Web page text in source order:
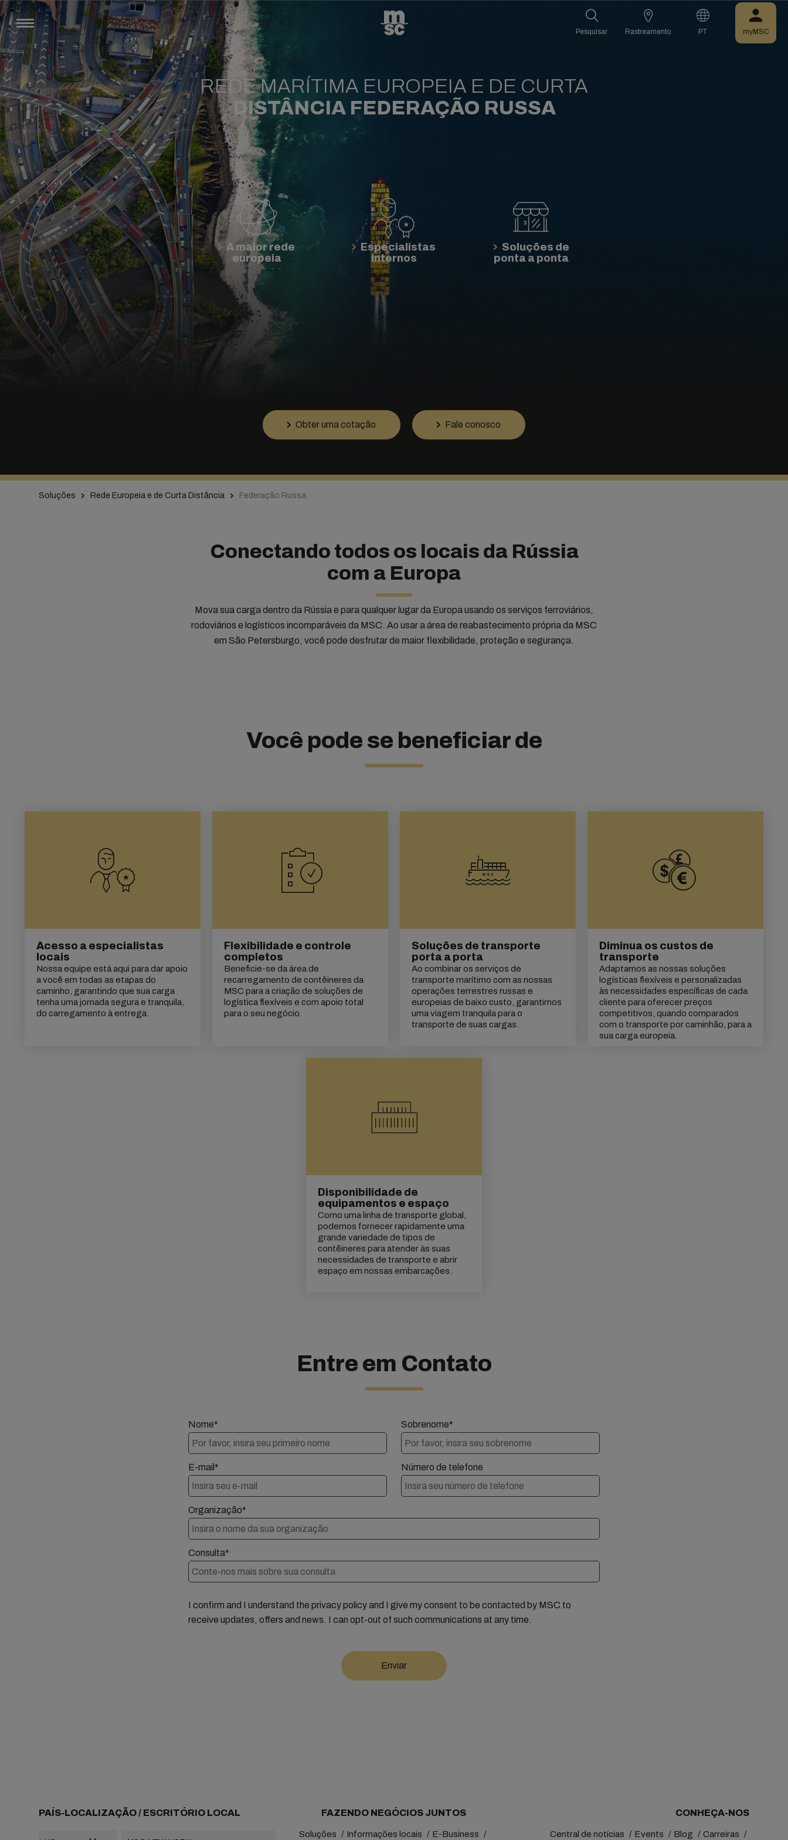
Pesquisar Rastreamento PT myMSC
REDE MARÍTIMA EUROPEIA E DE CURTA
DISTÂNCIA FEDERAÇÃO RUSSA
A maior rede
europeia
Especialistas
internos
Soluções de
ponta a ponta
Obter uma cotação Fale conosco
Soluções Rede Europeia e de Curta Distância Federação Russa
Conectando todos os locais da Rússia
com a Europa
Mova sua carga dentro da Rússia e para qualquer lugar da Europa usando os serviços ferroviários,
rodoviários e logísticos incomparáveis da MSC. Ao usar a área de reabastecimento própria da MSC
em São Petersburgo, você pode desfrutar de maior flexibilidade, proteção e segurança.
Você pode se beneficiar de
Acesso a especialistas
locais
Nossa equipe está aqui para dar apoio
a você em todas as etapas do
caminho, garantindo que sua carga
tenha uma jornada segura e tranquila,
do carregamento à entrega.
Flexibilidade e controle
completos
Beneficie-se da área de
recarregamento de contêineres da
MSC para a criação de soluções de
logística flexíveis e com apoio total
para o seu negócio.
Soluções de transporte
porta a porta
Ao combinar os serviços de
transporte marítimo com as nossas
operações terrestres russas e
europeias de baixo custo, garantimos
uma viagem tranquila para o
transporte de suas cargas.
Diminua os custos de
transporte
Adaptamos as nossas soluções
logísticas flexíveis e personalizadas
às necessidades específicas de cada
cliente para oferecer preços
competitivos, quando comparados
com o transporte por caminhão, para a
sua carga europeia.
Disponibilidade de
equipamentos e espaço
Como uma linha de transporte global,
podemos fornecer rapidamente uma
grande variedade de tipos de
contêineres para atender às suas
necessidades de transporte e abrir
espaço em nossas embarcações.
Entre em Contato
Nome* Sobrenome*
E-mail* Número de telefone
Organização*
Consulta*
I confirm and I understand the privacy policy and I give my consent to be contacted by MSC to
receive updates, offers and news. I can opt-out of such communications at any time.
PAÍS-LOCALIZAÇÃO / ESCRITÓRIO LOCAL FAZENDO NEGÓCIOS JUNTOS
Soluções Informações locais E-Business
CONHEÇA-NOS
Central de notícias Events Blog Carreiras